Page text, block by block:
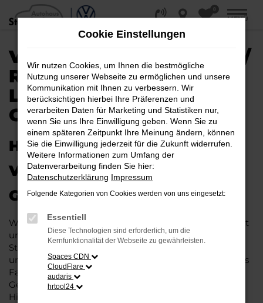
Zum
Hauptinhalt
0
MENÜ
VW ID.7 EU-NEUWAGEN /
REIMPORT |
LIEFERSERVICE NACH
GÖTTINGEN
HERAUSRAGENDE QUALITÄT:
VW ID.7 EU-NEUWAGEN FÜR
GÖTTINGEN
Wer in puncto Qualität keinerlei Kompromisse eingeht
und bei Fahrten durch Göttingen auf dem neuesten
Stand der Automobiltechnik sein möchte, landet
unweigerlich bei einem VW ID.7 EU-Neuwagen. Dieses
Fahrzeug überzeugt vor allem in der aktuellen
Generation in den Vergleichstests und gilt in vielerlei
Hinsicht als Trendsetter. Wenn Sie Ihren VW ID.7 EU-
Cookie Einstellungen
Wir nutzen Cookies, um Ihnen die bestmögliche
Nutzung unserer Webseite zu ermöglichen und unsere
Kommunikation mit Ihnen zu verbessern. Wir
berücksichtigen hierbei Ihre Präferenzen und
verarbeiten Daten für Marketing und Statistiken nur,
wenn Sie uns Ihre Einwilligung geben. Wenn Sie zu
einem späteren Zeitpunkt Ihre Meinung ändern, können
Sie die Einwilligung jederzeit für die Zukunft widerrufen.
Weitere Informationen zum Umfang der
Datenverarbeitung finden Sie hier:
Datenschutzerklärung Impressum
Folgende Kategorien von Cookies werden von uns eingesetzt:
Essentiell
Diese Technologien sind erforderlich, um die
Kernfunktionalität der Webseite zu gewährleisten.
Spaces CDN
CloudFlare
audaris
hrtool24